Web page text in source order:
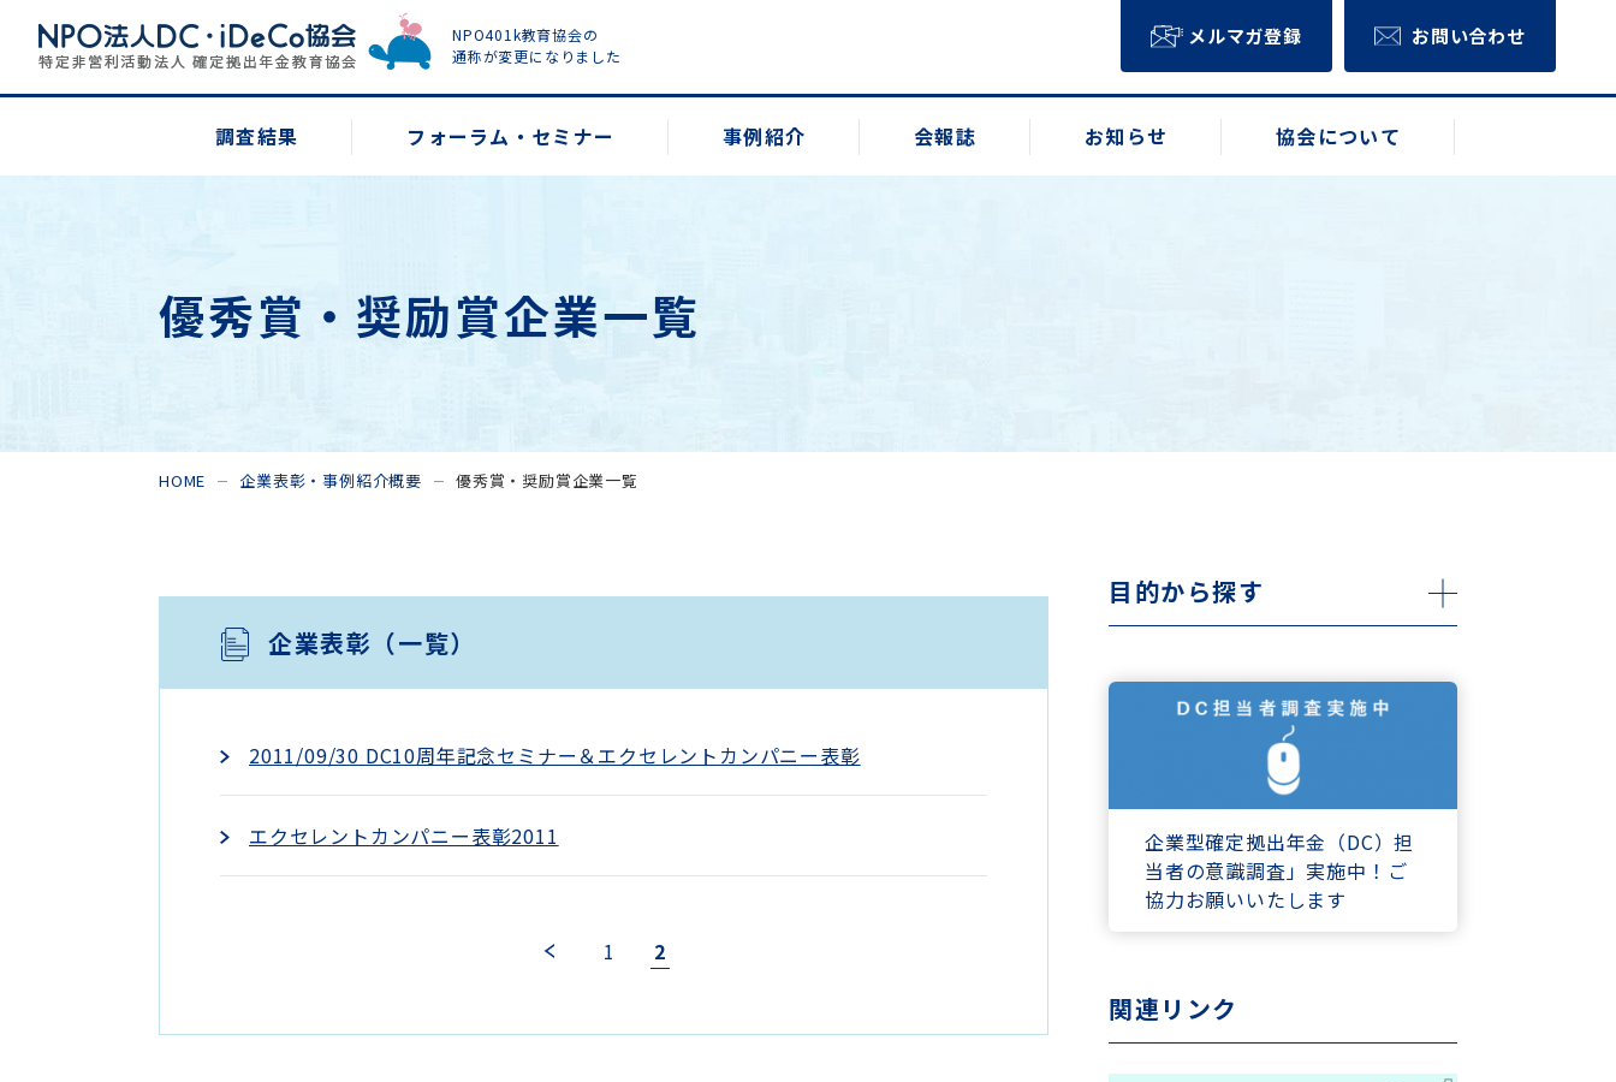
NPO401k教育協会の
通称が変更になりました
メルマガ登録 お問い合わせ
調査結果 フォーラム・セミナー 事例紹介 会報誌 お知らせ 協会について
優秀賞・奨励賞企業一覧
HOME 企業表彰・事例紹介概要 優秀賞・奨励賞企業一覧
企業表彰（一覧）
2011/09/30 DC10周年記念セミナー＆エクセレントカンパニー表彰
エクセレントカンパニー表彰2011
1 2
目的から探す
企業型確定拠出年金（DC）担
当者の意識調査」実施中！ご
協力お願いいたします
関連リンク